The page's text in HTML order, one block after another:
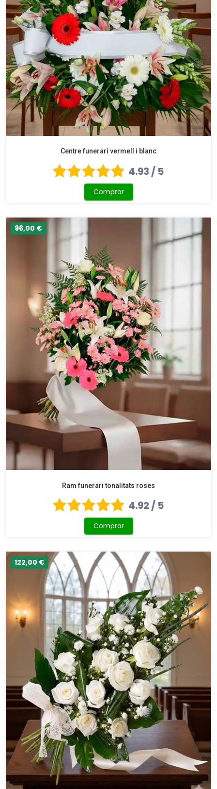
Centre funerari vermell i blanc
4.93 / 5
Comprar
96,00 €
Ram funerari tonalitats roses
4.92 / 5
Comprar
122,00 €